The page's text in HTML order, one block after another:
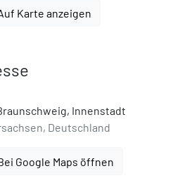
Karte anzeigen
Innenstadt
Deutschland
Google Maps öffnen